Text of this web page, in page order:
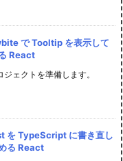
で Tooltip を表示して
React
ェクトを準備します。
TypeScript に書き直し
る React